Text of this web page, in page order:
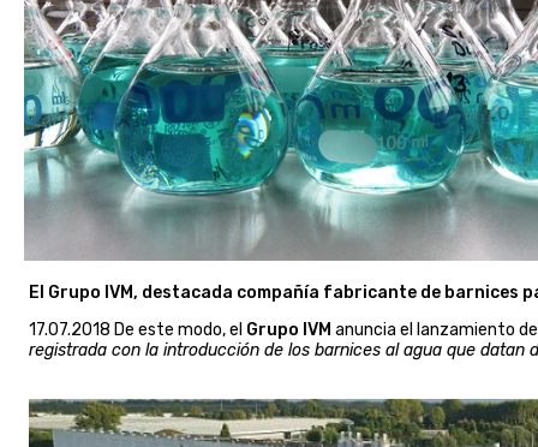
El Grupo IVM, destacada compañía fabricante de barnices
17.07.2018 De este modo, el Grupo IVM anuncia el lanzamiento
registrada con la introducción de los barnices al agua que datan